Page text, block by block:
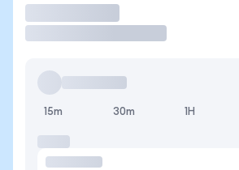
15m 30m 1H